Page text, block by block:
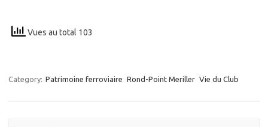
Vues au total 103
Category: Patrimoine ferroviaire Rond-Point Meriller Vie du Club